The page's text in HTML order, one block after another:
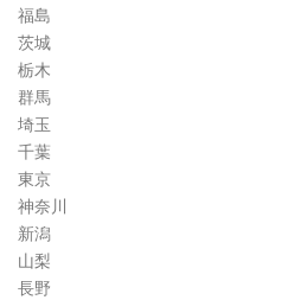
福島
茨城
栃木
群馬
埼玉
千葉
東京
神奈川
新潟
山梨
長野